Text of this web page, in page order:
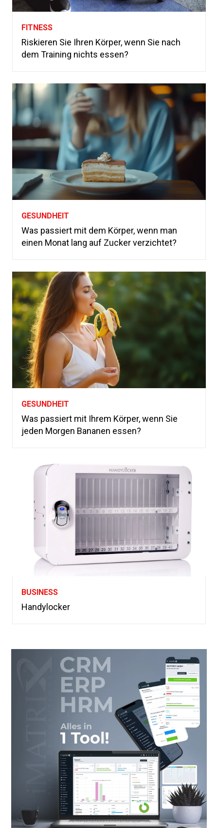
FITNESS
Riskieren Sie Ihren Körper, wenn Sie nach
dem Training nichts essen?
GESUNDHEIT
Was passiert mit dem Körper, wenn man
einen Monat lang auf Zucker verzichtet?
GESUNDHEIT
Was passiert mit Ihrem Körper, wenn Sie
jeden Morgen Bananen essen?
BUSINESS
Handylocker